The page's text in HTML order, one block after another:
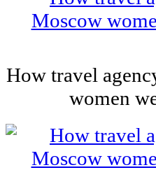
How travel
women